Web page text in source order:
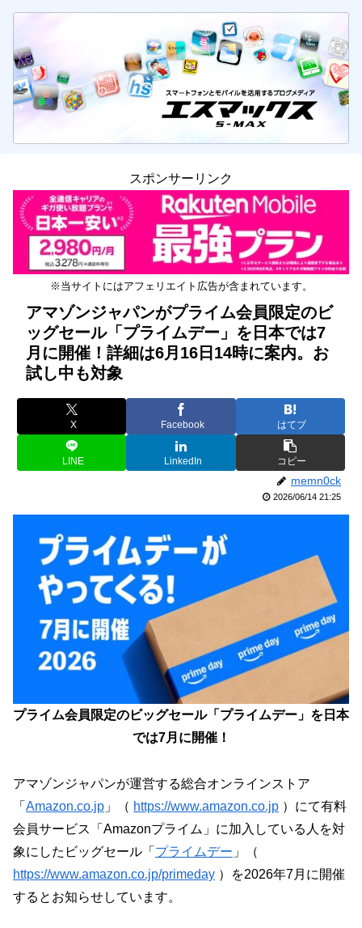
スポンサーリンク
※当サイトにはアフェリエイト広告が含まれています。
アマゾンジャパンがプライム会員限定のビ
ッグセール「プライムデー」を日本では7
月に開催！詳細は6月16日14時に案内。お
試し中も対象
X Facebook はてブ
LINE LinkedIn コピー
memn0ck
2026/06/14 21:25
プライム会員限定のビッグセール「プライムデー」を日本
では7月に開催！
アマゾンジャパンが運営する総合オンラインストア
「 Amazon.co.jp 」（ https://www.amazon.co.jp ）にて有料
会員サービス「Amazonプライム」に加入している人を対
象にしたビッグセール「 プライムデー 」（
https://www.amazon.co.jp/primeday ）を2026年7月に開催
するとお知らせしています。